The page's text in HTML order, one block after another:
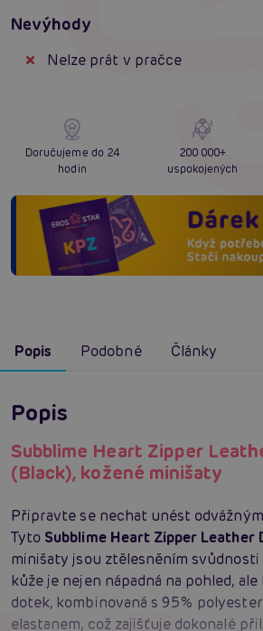
Nevýhody
Nelze prát v pračce
Doručujeme do 24
hodin
200 000+
uspokojených
Popis Podobné Články
Popis
Subblime Heart Zipper
(Black), kožené minišaty
Připravte se nechat unést
Tyto Subblime Heart Zipper Leather
minišaty jsou ztělesněním svůdnosti
kůže je nejen nápadná na pohled,
dotek, kombinovaná s 95%
elastanem, což zajišťuje dokonalé